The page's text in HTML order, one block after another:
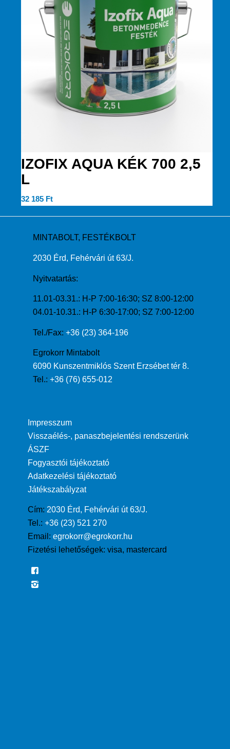
IZOFIX AQUA KÉK 700 2,5
L
32 185 Ft
MINTABOLT, FESTÉKBOLT
2030 Érd, Fehérvári út 63/J.
Nyitvatartás:
11.01-03.31.: H-P 7:00-16:30; SZ 8:00-12:00
04.01-10.31.: H-P 6:30-17:00; SZ 7:00-12:00
Tel./Fax: +36 (23) 364-196
Egrokorr Mintabolt
6090 Kunszentmiklós Szent Erzsébet tér 8.
Tel.: +36 (76) 655-012
Impresszum
Visszaélés-, panaszbejelentési rendszerünk
ÁSZF
Fogyasztói tájékoztató
Adatkezelési tájékoztató
Játékszabályzat
Cím: 2030 Érd, Fehérvári út 63/J.
Tel.: +36 (23) 521 270
Email: egrokorr@egrokorr.hu
Fizetési lehetőségek: visa, mastercard